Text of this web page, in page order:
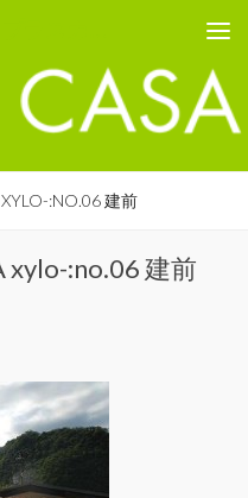
:NO.06 建前
xylo-:no.06 建前